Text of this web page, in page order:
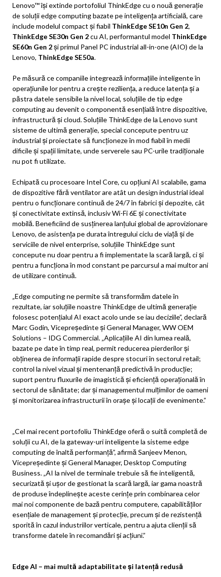
Lenovo™ își extinde portofoliul ThinkEdge cu o nouă generație
de soluții edge computing bazate pe inteligența artificială, care
include modelul compact și fiabil ThinkEdge SE10n Gen 2,
ThinkEdge SE30n Gen 2cu AI, performantul model ThinkEdge
SE60n Gen 2și primul Panel PC industrial all-in-one (AIO) de la
Lenovo, ThinkEdge SE50a.
Pe măsură ce companiile integrează informațiile inteligente în
operațiunile lor pentru a crește reziliența, a reduce latența și a
păstra datele sensibile la nivel local, soluțiile de tip edge
computing au devenit o componentă esențială între dispozitive,
infrastructură și cloud. Soluțiile ThinkEdge de la Lenovo sunt
sisteme de ultimă generație, special concepute pentru uz
industrial și proiectate să funcționeze în mod fiabil în medii
dificile și spații limitate, unde serverele sau PC-urile tradiționale
nu pot fi utilizate.
Echipată cu procesoare Intel Core, cu opțiuni AI scalabile, gama
de dispozitive fără ventilator are atât un design industrial ideal
pentru o funcționare continuă de 24/7 în fabrici și depozite, cât
și conectivitate extinsă, inclusiv Wi-Fi 6E și conectivitate
mobilă. Beneficiind de susținerea lanțului global de aprovizionare
Lenovo, de asistența pe durata întregului ciclu de viață și de
serviciile de nivel enterprise, soluțiile ThinkEdge sunt
concepute nu doar pentru a fi implementate la scară largă, ci și
pentru a funcționa în mod constant pe parcursul a mai multor ani
de utilizare continuă.
„Edge computing ne permite să transformăm datele în
rezultate, iar soluțiile noastre ThinkEdge de ultimă generație
folosesc potențialul AI exact acolo unde se iau deciziile”, declară
Marc Godin, Vicepreședinte și General Manager, WW OEM
Solutions – IDG Commercial. „Aplicațiile AI din lumea reală,
bazate pe date în timp real, permit reducerea pierderilor și
obținerea de informații rapide despre stocuri în sectorul retail;
control la nivel vizual și mentenanță predictivă în producție;
suport pentru fluxurile de imagistică și eficiență operațională în
sectorul de sănătate; dar și managementul mulțimilor de oameni
și monitorizarea infrastructurii în orașe și locații de evenimente.”
„Cel mai recent portofoliu ThinkEdge oferă o suită completă de
soluții cu AI, de la gateway-uri inteligente la sisteme edge
computing de înaltă performanță”, afirmă Sanjeev Menon,
Vicepreședinte și General Manager, Desktop Computing
Business. „AI la nivel de terminale trebuie să fie inteligentă,
securizată și ușor de gestionat la scară largă, iar gama noastră
de produse îndeplinește aceste cerințe prin combinarea celor
mai noi componente de bază pentru computere, capabilităților
esențiale de management și protecție, precum și de rezistență
sporită în cazul industriilor verticale, pentru a ajuta clienții să
transforme datele în recomandări și acțiuni.”
Edge AI – mai multă adaptabilitate și latență redusă